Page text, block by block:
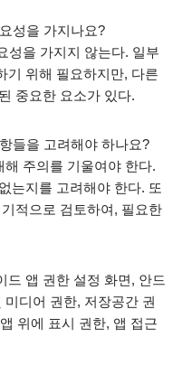
성을 가지나요?
성을 가지지 않는다. 일부
기 위해 필요하지만, 다른
중요한 요소가 있다.
들을 고려해야 하나요?
주의를 기울여야 한다.
는지를 고려해야 한다. 또
적으로 검토하여, 필요한
드 앱 권한 설정 화면, 안드
디어 권한, 저장공간 권
위에 표시 권한, 앱 접근